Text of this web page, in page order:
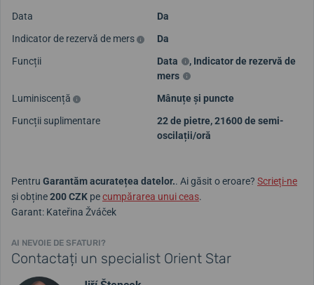
Data
Da
Indicator de rezervă de mers
Da
Funcții
Data , Indicator de rezervă de
mers
Luminiscență
Mânuțe și puncte
Funcții suplimentare
22 de pietre, 21600 de semi-
oscilații/oră
Pentru Garantăm acuratețea datelor.. Ai găsit o eroare? Scrieți-ne
și obține200 CZK pecumpărarea unui ceas.
Garant: Kateřina Žváček
AI NEVOIE DE SFATURI?
Contactați un specialist Orient Star